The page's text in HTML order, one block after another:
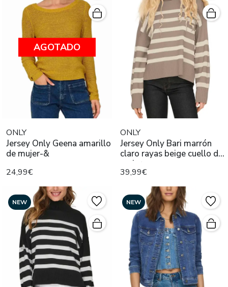
AGOTADO
ONLY
Jersey Only Geena amarillo
de mujer-&
24,99€
ONLY
Jersey Only Bari marrón
claro rayas beige cuello de
mujer
39,99€
NEW NEW